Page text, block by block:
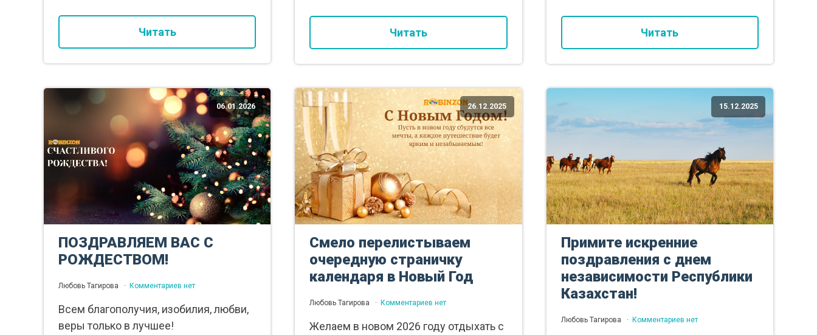
Читать Читать Читать
06.01.2026
ПОЗДРАВЛЯЕМ ВАС С
РОЖДЕСТВОМ!
Любовь Тагирова Комментариев нет
Всем благополучия, изобилия, любви,
веры только в лучшее!
26.12.2025
Смело перелистываем
очередную страничку
календаря в Новый Год
Любовь Тагирова Комментариев нет
Желаем в новом 2026 году отдыхать с
15.12.2025
Примите искренние
поздравления с днем
независимости Республики
Казахстан!
Любовь Тагирова Комментариев нет